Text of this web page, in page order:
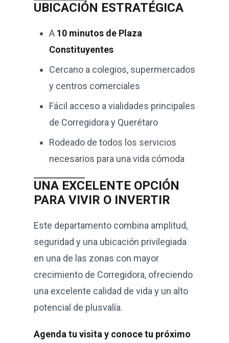
UBICACIÓN ESTRATÉGICA
A 10 minutos de Plaza
Constituyentes
Cercano a colegios, supermercados
y centros comerciales
Fácil acceso a vialidades principales
de Corregidora y Querétaro
Rodeado de todos los servicios
necesarios para una vida cómoda
UNA EXCELENTE OPCIÓN
PARA VIVIR O INVERTIR
Este departamento combina amplitud,
seguridad y una ubicación privilegiada
en una de las zonas con mayor
crecimiento de Corregidora, ofreciendo
una excelente calidad de vida y un alto
potencial de plusvalía.
Agenda tu visita y conoce tu próximo